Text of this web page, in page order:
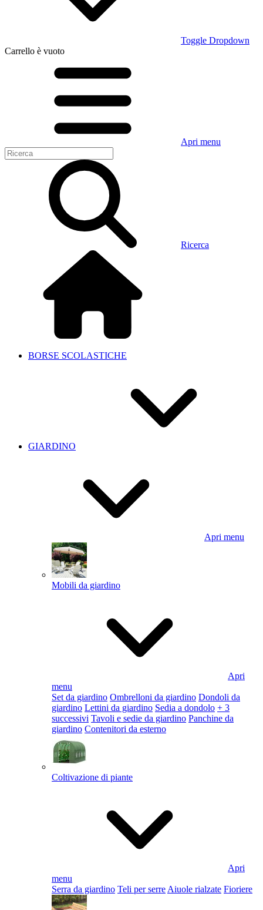
Toggle Dropdown
Carrello è vuoto
Apri menu
Ricerca
BORSE SCOLASTICHE
GIARDINO
Apri menu
Mobili da giardino
Apri
menu
Set da giardino Ombrelloni da giardino Dondoli da
giardino Lettini da giardino Sedia a dondolo + 3
successivi Tavoli e sedie da giardino Panchine da
giardino Contenitori da esterno
Coltivazione di piante
Apri
menu
Serra da giardino Teli per serre Aiuole rialzate Fioriere